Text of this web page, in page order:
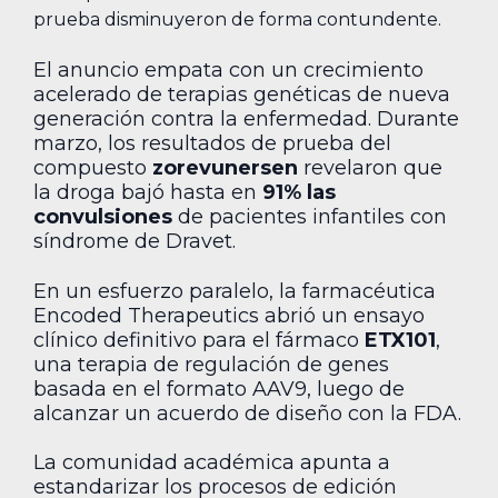
prueba disminuyeron de forma contundente.
El anuncio empata con un crecimiento
acelerado de terapias genéticas de nueva
generación contra la enfermedad. Durante
marzo, los resultados de prueba del
compuesto zorevunersen revelaron que
la droga bajó hasta en 91% las
convulsiones de pacientes infantiles con
síndrome de Dravet.
En un esfuerzo paralelo, la farmacéutica
Encoded Therapeutics abrió un ensayo
clínico definitivo para el fármaco ETX101,
una terapia de regulación de genes
basada en el formato AAV9, luego de
alcanzar un acuerdo de diseño con la FDA.
La comunidad académica apunta a
estandarizar los procesos de edición